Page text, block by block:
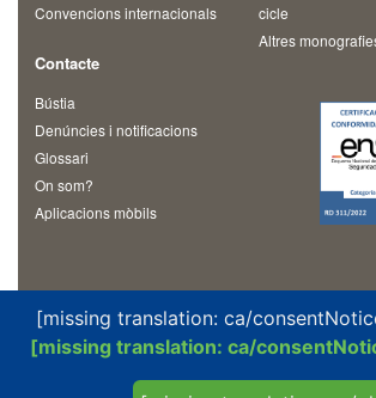
Convencions internacionals
cicle
Altres
Contacte
Bústia
Denúncies i notificacions
Glossari
On som?
Aplicacions mòbils
© 2026 Consejo de Seguridad
[missing translation: ca/
[missing translation: ca/